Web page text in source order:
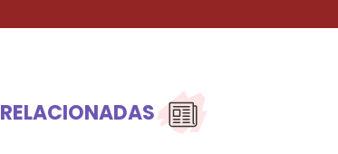
RELACIONADAS